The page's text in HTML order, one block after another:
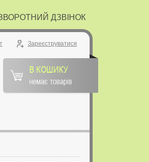
ДЗВІНОК
Зареєструватися
В КОШИКУ
немає товарів